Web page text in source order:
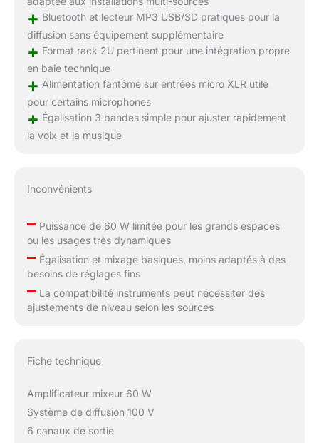
+ Bluetooth et lecteur MP3 USB/SD pratiques pour la
diffusion sans équipement supplémentaire
+ Format rack 2U pertinent pour une intégration propre
en baie technique
+ Alimentation fantôme sur entrées micro XLR utile
pour certains microphones
+ Égalisation 3 bandes simple pour ajuster rapidement
la voix et la musique
Inconvénients
–Puissance de 60 W limitée pour les grands espaces
ou les usages très dynamiques
–Égalisation et mixage basiques, moins adaptés à des
besoins de réglages fins
–La compatibilité instruments peut nécessiter des
ajustements de niveau selon les sources
Fiche technique
Amplificateur mixeur 60 W
Système de diffusion 100 V
6 canaux de sortie